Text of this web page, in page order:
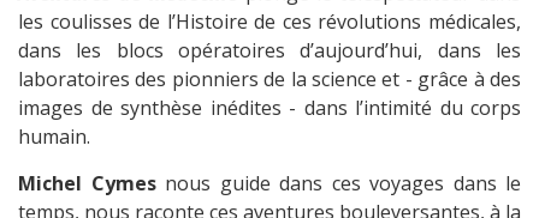
les coulisses de l’Histoire de ces révolutions médicales,
dans les blocs opératoires d’aujourd’hui, dans les
laboratoires des pionniers de la science et - grâce à des
images de synthèse inédites - dans l’intimité du corps
humain.
Michel Cymesnous guide dans ces voyages dans le
temps, nous raconte ces aventures bouleversantes, à la